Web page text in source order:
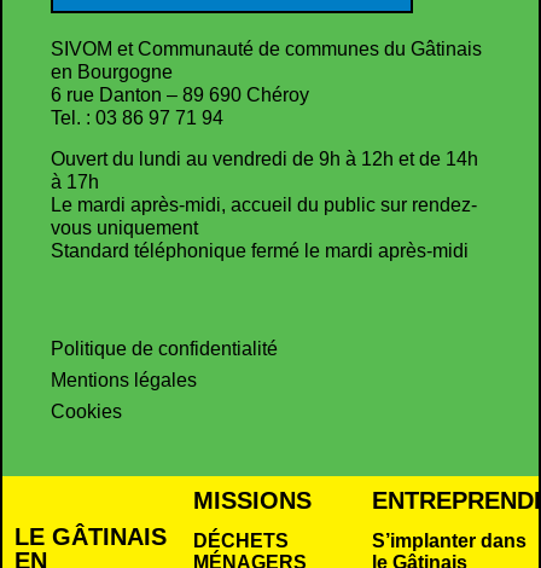
SIVOM et Communauté de communes du Gâtinais
en Bourgogne
6 rue Danton – 89 690 Chéroy
Tel. : 03 86 97 71 94
Ouvert du lundi au vendredi de 9h à 12h et de 14h
à 17h
Le mardi après-midi, accueil du public sur rendez-
vous uniquement
Standard téléphonique fermé le mardi après-midi
Politique de confidentialité
Mentions légales
Cookies
LE GÂTINAIS
EN
MISSIONS
DÉCHETS
MÉNAGERS
S’implanter dans
le Gâtinais